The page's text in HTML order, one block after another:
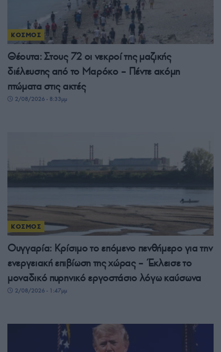
ΚΟΣΜΟΣ
Θέουτα: Στους 72 οι νεκροί της μαζικής
διέλευσης από το Μαρόκο – Πέντε ακόμη
πτώματα στις ακτές
2/08/2026 - 8:33μμ
ΚΟΣΜΟΣ
Ουγγαρία: Κρίσιμο το επόμενο πενθήμερο για την
ενεργειακή επιβίωση της χώρας – Έκλεισε το
μοναδικό πυρηνικό εργοστάσιο λόγω καύσωνα
2/08/2026 - 1:47μμ